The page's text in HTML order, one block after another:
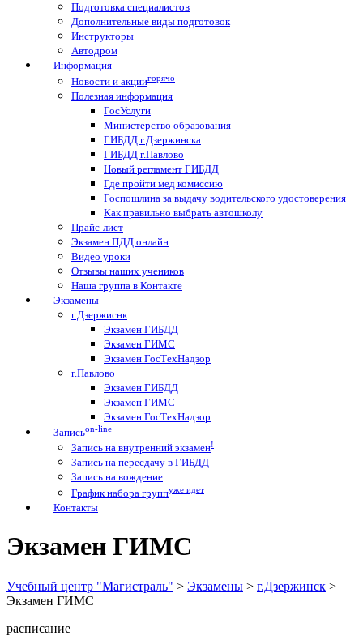
Подготовка специалистов
Дополнительные виды подготовок
Инструкторы
Автодром
Информация
Новости и акциигорячо
Полезная информация
ГосУслуги
Министерство образования
ГИБДД г.Дзержинска
ГИБДД г.Павлово
Новый регламент ГИБДД
Где пройти мед комиссию
Госпошлина за выдачу водительского удостоверения
Как правильно выбрать автошколу
Прайс-лист
Экзамен ПДД онлайн
Видео уроки
Отзывы наших учеников
Наша группа в Контакте
Экзамены
г.Дзержиснк
Экзамен ГИБДД
Экзамен ГИМС
Экзамен ГосТехНадзор
г.Павлово
Экзамен ГИБДД
Экзамен ГИМС
Экзамен ГосТехНадзор
Записьon-line
Запись на внутренний экзамен!
Запись на пересдачу в ГИБДД
Запись на вождение
График набора группуже идет
Контакты
Экзамен ГИМС
Учебный центр "Магистраль" > Экзамены > г.Дзержинск >
Экзамен ГИМС
расписание